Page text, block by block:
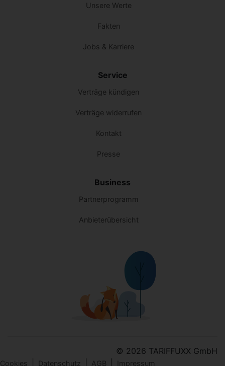
Unsere Werte
Fakten
Jobs & Karriere
Service
Verträge kündigen
Verträge widerrufen
Kontakt
Presse
Business
Partnerprogramm
Anbieterübersicht
© 2026 TARIFFUXX GmbH
Cookies Datenschutz AGB Impressum